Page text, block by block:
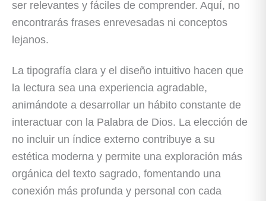
ser relevantes y fáciles de comprender. Aquí, no
encontrarás frases enrevesadas ni conceptos
lejanos.
La tipografía clara y el diseño intuitivo hacen que
la lectura sea una experiencia agradable,
animándote a desarrollar un hábito constante de
interactuar con la Palabra de Dios. La elección de
no incluir un índice externo contribuye a su
estética moderna y permite una exploración más
orgánica del texto sagrado, fomentando una
conexión más profunda y personal con cada